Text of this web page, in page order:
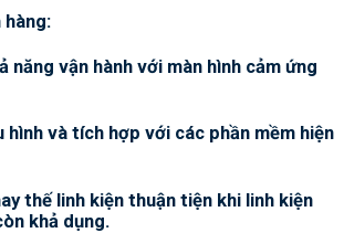
hàng:
năng vận hành với màn hình cảm ứng
hình và tích hợp với các phần mềm hiện
thế linh kiện thuận tiện khi linh kiện
khả dụng.